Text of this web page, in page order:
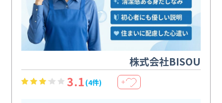
株式会社BISOU
3.1 (4件) ＋